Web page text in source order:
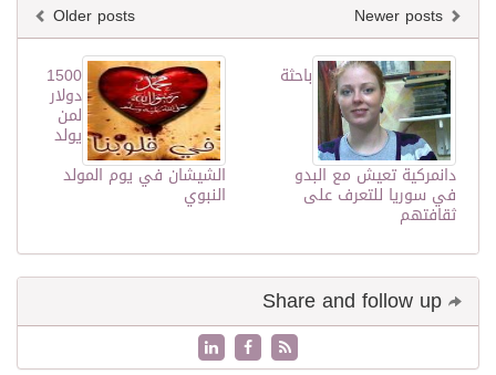
Older posts
1500
دولار
لمن
يولد
الشيشان في يوم المولد
النبوي
باحثة
دانمركية تعيش مع البدو
في سوريا للتعرف على
ثقافتهم